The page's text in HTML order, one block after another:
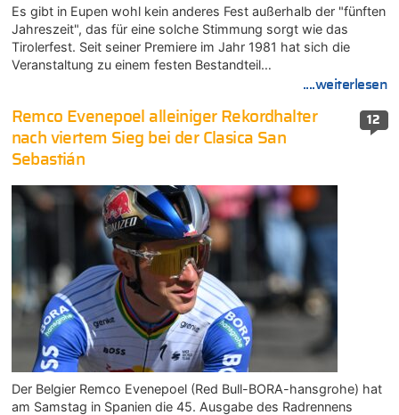
Es gibt in Eupen wohl kein anderes Fest außerhalb der "fünften
Jahreszeit", das für eine solche Stimmung sorgt wie das
Tirolerfest. Seit seiner Premiere im Jahr 1981 hat sich die
Veranstaltung zu einem festen Bestandteil…
....weiterlesen
12
Remco Evenepoel alleiniger Rekordhalter
nach viertem Sieg bei der Clasica San
Sebastián
Der Belgier Remco Evenepoel (Red Bull-BORA-hansgrohe) hat
am Samstag in Spanien die 45. Ausgabe des Radrennens